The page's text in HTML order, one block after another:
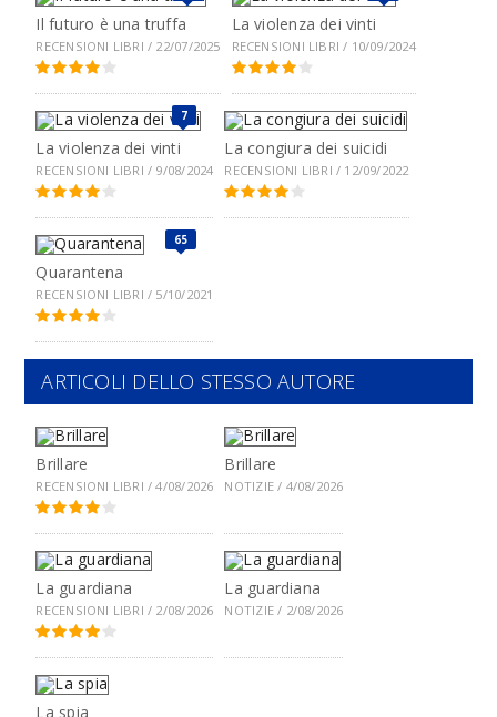
Il futuro è una truffa
RECENSIONI LIBRI / 22/07/2025
La violenza dei vinti
RECENSIONI LIBRI / 10/09/2024
7
La violenza dei vinti
RECENSIONI LIBRI / 9/08/2024
La congiura dei suicidi
RECENSIONI LIBRI / 12/09/2022
65
Quarantena
RECENSIONI LIBRI / 5/10/2021
ARTICOLI DELLO STESSO AUTORE
Brillare
RECENSIONI LIBRI / 4/08/2026
Brillare
NOTIZIE / 4/08/2026
La guardiana
RECENSIONI LIBRI / 2/08/2026
La guardiana
NOTIZIE / 2/08/2026
La spia